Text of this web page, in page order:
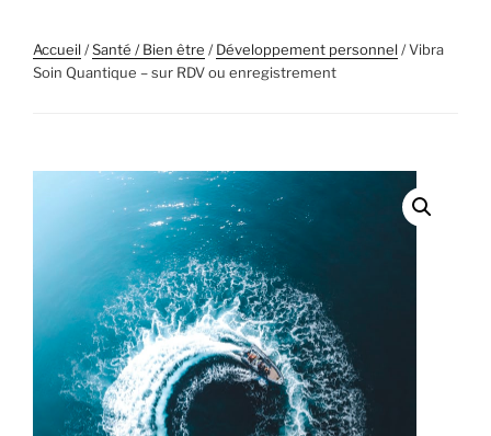
Accueil/Santé / Bien être /Développement personnel/ Vibra
Soin Quantique – sur RDV ou enregistrement